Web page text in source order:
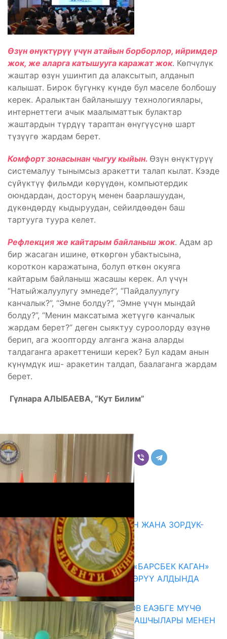
Өзүн өнүктүрүү үчүн атайын борборлор, ийримдер
жок, же аларга катышууга каражат жок. Көпчүлүк
жаштар өзүн ушинтип да алаксытып, алданып
калышат. Бирок бүгүнкү күндө бул маселе болбошу
керек. Аралыктан байланышуу технологиялары,
интернеттеги ачык маалыматтык булактар
жаштардын түрдүү тараптан өнүгүүсүнө шарт
түзүүгө жардам берет.
Комфорт зонасынан чыгуу кыйын. Өзүн өнүктүрүү
системалуу тынымсыз аракетти талап кылат. Кээде
сүйүктүү фильмди көрүүдөн, компьютердик
оюндардан, досторуң менен баарлашуудан,
дүкөндөрдү кыдыруудан, сейилдөөдөн баш
тартууга туура келет.
Рефлекция же кайтарым байланыш жок. Адам ар
бир жасаган ишине, өткөргөн убактысына,
короткон каражатына, болуп өткөн окуяга
кайтарым байланыш жасашы керек. Ал үчүн
“Натыйжалуулугу эмнеде?”, “Пайдалуулугу
канчалык?”, “Эмне болду?”, “Эмне үчүн мындай
болду?”, “Менин максатыма жетүүгө канчалык
жардам берет?” деген сыяктуу суроолорду өзүнө
берип, ага жоопторду алганга жана аларды
талдаганга аракеттениши керек? Бул кадам анын
күнүмдүк иш- аракетин талдап, баалаганга жардам
берет.
Гүлнара АЛЫБАЕВА, “Кут Билим”
Комментарийлер
ГЕНДЕРДИК БАСМЫРЛООДОН ЖАНА ЗОРДУК-
ЗОМБУЛУКТАН КОРГОО
07.08.2026
КЫРГЫЗ ТАРЫХЫ ТАСМАДА: «БАРСБЕК КАГАН»
КӨРКӨМ ТАСМАСЫ ЖАРЫК КӨРҮҮ АЛДЫНДА
07.08.2026
ПРЕЗИДЕНТ САДЫР ЖАПАРОВ ЕАЭБГЕ МҮЧӨ
МАМЛЕКЕТТЕРДИН ӨКМӨТ БАШЧЫЛАРЫ МЕНЕН
ЖОЛУГУШТУ